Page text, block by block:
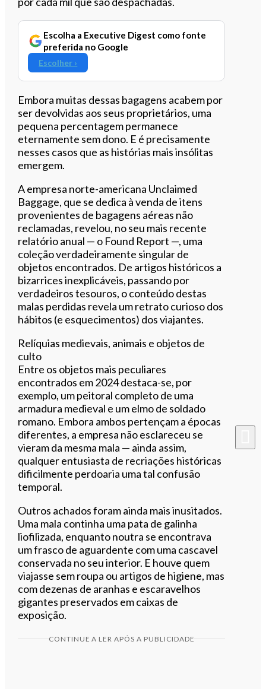
Escolha a Executive Digest como fonte
preferida no Google
Escolher ›
Embora muitas dessas bagagens acabem por
ser devolvidas aos seus proprietários, uma
pequena percentagem permanece
eternamente sem dono. E é precisamente
nesses casos que as histórias mais insólitas
emergem.
A empresa norte-americana Unclaimed
Baggage, que se dedica à venda de itens
provenientes de bagagens aéreas não
reclamadas, revelou, no seu mais recente
relatório anual — o Found Report —, uma
coleção verdadeiramente singular de
objetos encontrados. De artigos históricos a
bizarrices inexplicáveis, passando por
verdadeiros tesouros, o conteúdo destas
malas perdidas revela um retrato curioso dos
hábitos (e esquecimentos) dos viajantes.
Relíquias medievais, animais e objetos de
culto
Entre os objetos mais peculiares
encontrados em 2024 destaca-se, por
exemplo, um peitoral completo de uma
armadura medieval e um elmo de soldado
romano. Embora ambos pertençam a épocas
diferentes, a empresa não esclareceu se
vieram da mesma mala — ainda assim,
qualquer entusiasta de recriações históricas
dificilmente perdoaria uma tal confusão
temporal.
Outros achados foram ainda mais inusitados.
Uma mala continha uma pata de galinha
liofilizada, enquanto noutra se encontrava
um frasco de aguardente com uma cascavel
conservada no seu interior. E houve quem
viajasse sem roupa ou artigos de higiene, mas
com dezenas de aranhas e escaravelhos
gigantes preservados em caixas de
exposição.
CONTINUE A LER APÓS A PUBLICIDADE